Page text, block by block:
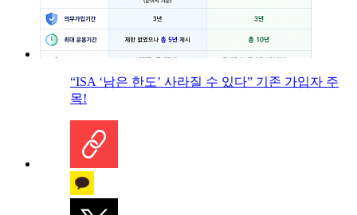
“ISA ‘남은 한도’ 사라질 수 있다” 기존 가입자 주
목!